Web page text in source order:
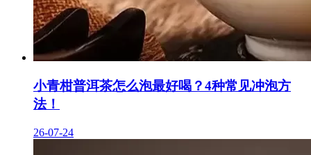
小青柑普洱茶怎么泡最好喝？4种常见冲泡方
法！
26-07-24